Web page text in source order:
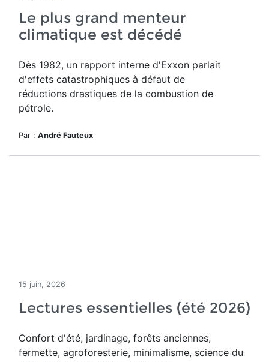
Le plus grand menteur
climatique est décédé
Dès 1982, un rapport interne d'Exxon parlait
d'effets catastrophiques à défaut de
réductions drastiques de la combustion de
pétrole.
Par : André Fauteux
15 juin, 2026
Lectures essentielles (été 2026)
Confort d'été, jardinage, forêts anciennes,
fermette, agroforesterie, minimalisme, science du